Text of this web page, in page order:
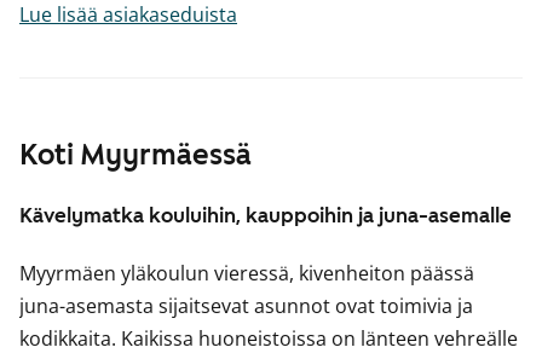
Koti Myyrmäessä
Kävelymatka kouluihin, kauppoihin ja juna-asemalle
Myyrmäen yläkoulun vieressä, kivenheiton päässä
juna-asemasta sijaitsevat asunnot ovat toimivia ja
kodikkaita. Kaikissa huoneistoissa on länteen vehreälle
Lue lisää asiakaseduista